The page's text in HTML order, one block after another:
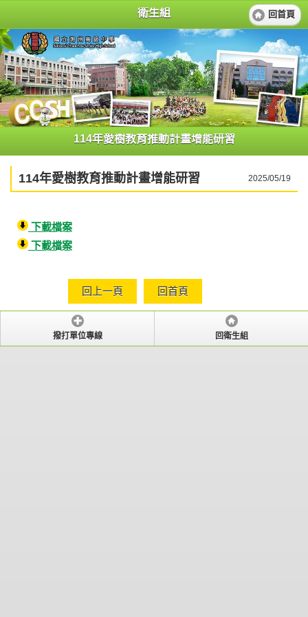
衛生組 回首頁
114年愛樹教育推動計畫增能研習
114年愛樹教育推動計畫增能研習 2025/05/19
下載檔案
下載檔案
回上一頁 回首頁
撥打單位專線 回衛生組